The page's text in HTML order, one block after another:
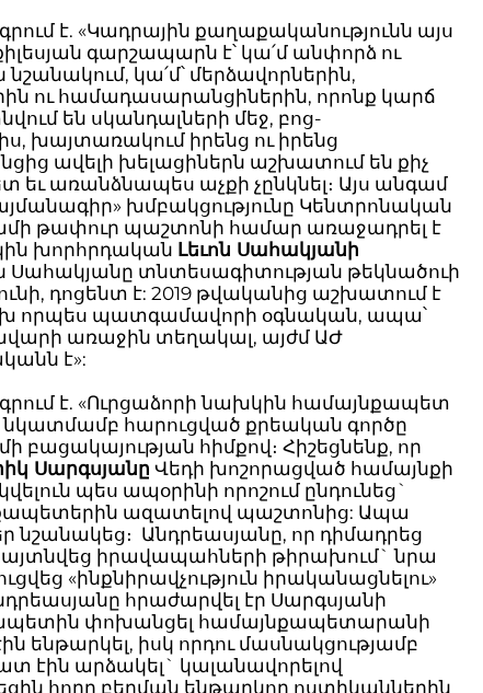
է. «Կադրային քաղաքականությունն այս
գարշապարն է՝ կա՛մ անփորձ ու
կա՛մ՝ մերձավորներին,
ու համադասարանցիներին, որոնք կարճ
են սկանդալների մեջ, բոց-
խայտառակում իրենց ու իրենց
ավելի խելացիներն աշխատում են քիչ
եւ առանձնապես աչքի չընկնել։ Այս անգամ
խմբակցությունը Կենտրոնական
թափուր պաշտոնի համար առաջադրել է
խորհրդական Լեւոն Սահակյանի
Սահակյանը տնտեսագիտության թեկնածուի
դոցենտ է: 2019 թվականից աշխատում է
որպես պատգամավորի օգնական, ապա՝
առաջին տեղակալ, այժմ ԱԺ
է»:
է. «Ուրցաձորի նախկին համայնքապետ
նկատմամբ հարուցված քրեական գործը
բացակայության հիմքով։ Հիշեցնենք, որ
Սարգսյանը Վեդի խոշորացված համայնքի
պես ապօրինի որոշում ընդունեց`
ազատելով պաշտոնից: Ապա
նշանակեց։ Անդրեասյանը, որ դիմադրեց
իրավապահների թիրախում` նրա
«ինքնիրավչություն իրականացնելու»
հրաժարվել էր Սարգսյանի
փոխանցել համայնքապետարանի
ենթարկել, իսկ որդու մասնակցությամբ
էին արձակել` կալանավորելով
հորը բերման ենթարկող ոստիկաններին